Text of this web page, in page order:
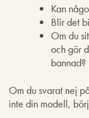
Kan
Blir det
Om du
och gör
bannad?
Om du svarat nej
inte din modell,